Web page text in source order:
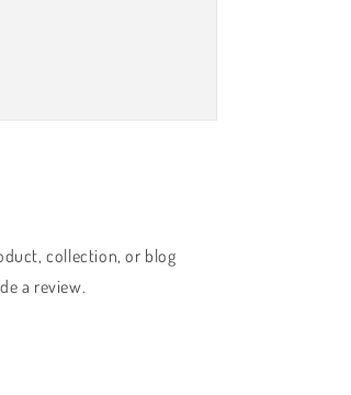
collection, or blog
a review.